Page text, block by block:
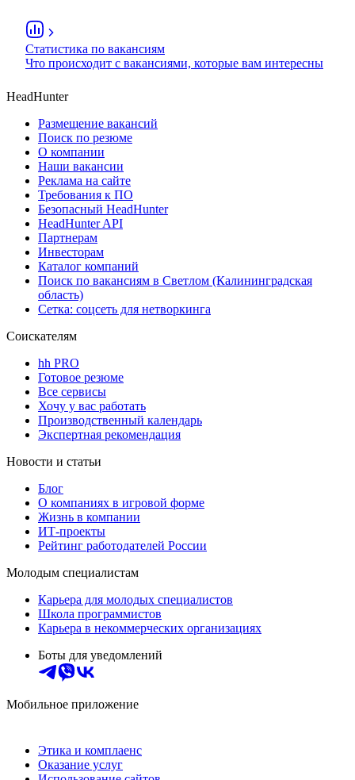
Статистика по вакансиям
Что происходит с вакансиями, которые вам интересны
HeadHunter
Размещение вакансий
Поиск по резюме
О компании
Наши вакансии
Реклама на сайте
Требования к ПО
Безопасный HeadHunter
HeadHunter API
Партнерам
Инвесторам
Каталог компаний
Поиск по вакансиям в Светлом (Калининградская
область)
Сетка: соцсеть для нетворкинга
Соискателям
hh PRO
Готовое резюме
Все сервисы
Хочу у вас работать
Производственный календарь
Экспертная рекомендация
Новости и статьи
Блог
О компаниях в игровой форме
Жизнь в компании
ИТ-проекты
Рейтинг работодателей России
Молодым специалистам
Карьера для молодых специалистов
Школа программистов
Карьера в некоммерческих организациях
Боты для уведомлений
Мобильное приложение
Этика и комплаенс
Оказание услуг